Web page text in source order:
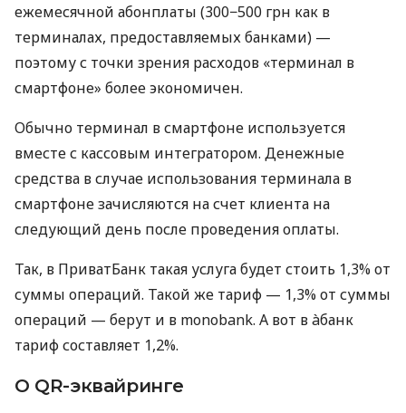
ежемесячной абонплаты (300−500 грн как в
терминалах, предоставляемых банками) —
поэтому с точки зрения расходов «терминал в
смартфоне» более экономичен.
Обычно терминал в смартфоне используется
вместе с кассовым интегратором. Денежные
средства в случае использования терминала в
смартфоне зачисляются на счет клиента на
следующий день после проведения оплаты.
Так, в ПриватБанк такая услуга будет стоить 1,3% от
суммы операций. Такой же тариф — 1,3% от суммы
операций — берут и в monobank. А вот в àбанк
тариф составляет 1,2%.
О QR-эквайринге